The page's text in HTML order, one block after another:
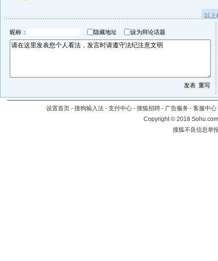
以
昵称： 隐藏地址 设为辩论话题
设置首页 - 搜狗输入法 - 支付中心 - 搜狐招聘 - 广告服务 - 客服中心
Copyright©2018
搜狐不良信息举